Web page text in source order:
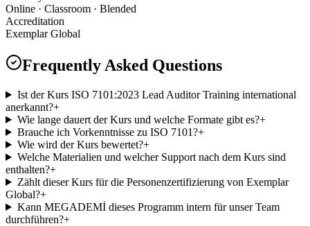
Online · Classroom · Blended
Accreditation
Exemplar Global
Frequently Asked Questions
Ist der Kurs ISO 7101:2023 Lead Auditor Training international
anerkannt?+
Wie lange dauert der Kurs und welche Formate gibt es?+
Brauche ich Vorkenntnisse zu ISO 7101?+
Wie wird der Kurs bewertet?+
Welche Materialien und welcher Support nach dem Kurs sind
enthalten?+
Zählt dieser Kurs für die Personenzertifizierung von Exemplar
Global?+
Kann MEGADEMİ dieses Programm intern für unser Team
durchführen?+